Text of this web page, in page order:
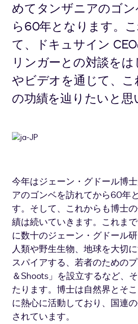
めてタンザニアのゴ
ら60年となります。
て、ドキュサイン
リンガーとの対談を
やビデオを通じて、
の功績を辿りたいと思
今年はジェーン・グドール博
アのゴンベを訪れてから60年
す。そして、これからも博士
績は続いていきます。これま
に数十のジェーン・グドール研
人類や野生生物、地球を大切
スパイアする、若者のための
＆Shoots」を設立するなど、
たります。博士は自然界とそ
に熱心に活動しており、国連
されています。